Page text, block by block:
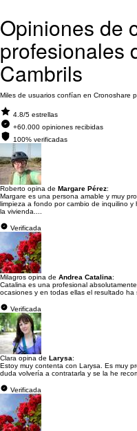
Opiniones de
profesionales
Cambrils
Miles de usuarios confían en Cronoshare
4.8/5 estrellas
+60.000 opiniones recibidas
100% verificadas
Roberto opina de Margare Pérez:
Margare es una persona amable y muy
limpieza a fondo por cambio de inquilino
la vivienda....
Verificada
Milagros opina de Andrea Catalina:
Catalina es una profesional
ocasiones y en todas ellas el resultado ha
Verificada
Clara opina de Larysa:
Estoy muy contenta con Larysa. Es muy
duda volvería a contratarla y se la he
Verificada